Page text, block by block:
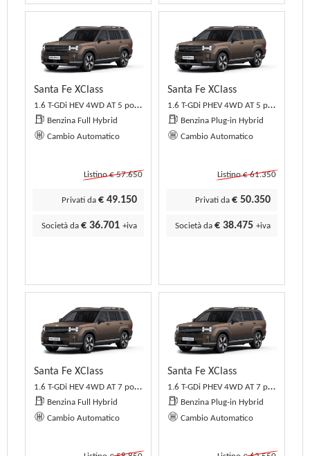
Santa Fe XClass
1.6 T-GDi HEV 4WD AT 5 posti XClass
Benzina Full Hybrid
Cambio Automatico
Listino € 57.650
Privati da € 49.150
Società da € 36.701 +iva
Santa Fe XClass
1.6 T-GDi PHEV 4WD AT 5 posti XClass
Benzina Plug-in Hybrid
Cambio Automatico
Listino € 61.350
Privati da € 50.350
Società da € 38.475 +iva
Santa Fe XClass
1.6 T-GDi HEV 4WD AT 7 posti XClass
Benzina Full Hybrid
Cambio Automatico
Santa Fe XClass
1.6 T-GDi PHEV 4WD AT 7 posti XClass
Benzina Plug-in Hybrid
Cambio Automatico